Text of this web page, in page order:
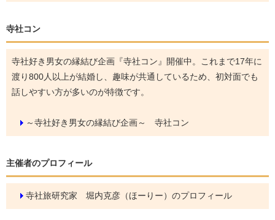
寺社コン
寺社好き男女の縁結び企画『寺社コン』開催中。これまで17年に
渡り800人以上が結婚し、趣味が共通しているため、初対面でも
話しやすい方が多いのが特徴です。
～寺社好き男女の縁結び企画～ 寺社コン
主催者のプロフィール
寺社旅研究家 堀内克彦（ほーりー）のプロフィール